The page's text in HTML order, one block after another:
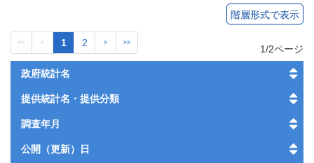
階層形式で表示
<< < 1 2 > >>
1/2ページ
政府統計名
提供統計名・提供分類
調査年月
公開（更新）日